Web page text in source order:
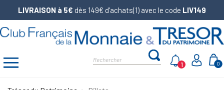
LIVRAISON à 5€ dès 149€ d’achats(1) avec le code LIV149
0
1